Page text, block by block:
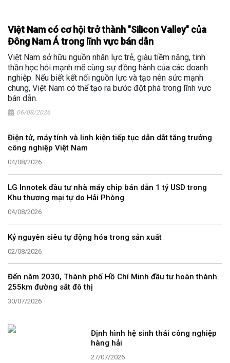
Việt Nam có cơ hội trở thành "Silicon Valley" của
Đông Nam Á trong lĩnh vực bán dẫn
Việt Nam sở hữu nguồn nhân lực trẻ, giàu tiềm năng, tinh
thần học hỏi mạnh mẽ cùng sự đồng hành của các doanh
nghiệp. Nếu biết kết nối nguồn lực và tạo nên sức mạnh
chung, Việt Nam có thể tạo ra bước đột phá trong lĩnh vực
bán dẫn.
06/08/2026
Điện tử, máy tính và linh kiện tiếp tục dẫn dắt tăng trưởng
công nghiệp Việt Nam
04/08/2026
LG Innotek đầu tư nhà máy chip bán dẫn 1 tỷ USD trong
Khu thương mại tự do Hải Phòng
04/08/2026
Kỷ nguyên siêu tự động hóa trong sản xuất
02/08/2026
Đến năm 2030, Thành phố Hồ Chí Minh đầu tư hoàn thành
255km đường sắt đô thị
30/07/2026
Định hình hệ sinh thái công nghiệp
hàng hải
27/07/2026